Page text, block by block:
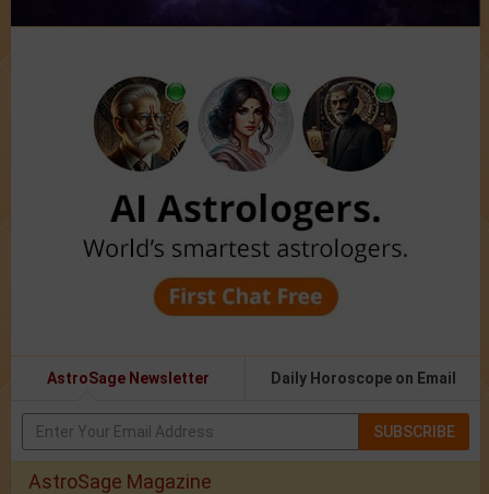
AstroSage Newsletter Daily Horoscope on Email
SUBSCRIBE
AstroSage Magazine